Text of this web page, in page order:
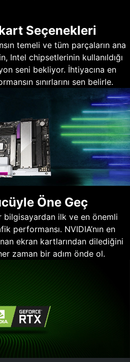
Seçenekleri
temeli ve tüm parçaların ana
Intel chipsetlerinin kullanıldığı
seni bekliyor. İhtiyacına en
sınırlarını sen belirle.
Öne Geç
bilgisayardan ilk ve en önemli
performansı. NVIDIA’nın en
ekran kartlarından dilediğini
zaman bir adım önde ol.